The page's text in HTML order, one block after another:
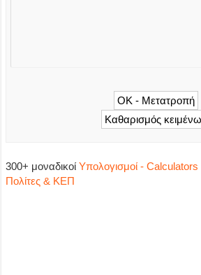
300+ μοναδικοίΥπολογισμοί - Calculators
Πολίτες & ΚΕΠ